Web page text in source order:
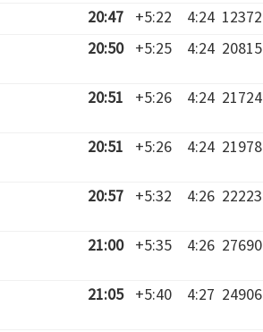
20:47 +5:22 4:24 12372
20:50 +5:25 4:24 20815
20:51 +5:26 4:24 21724
20:51 +5:26 4:24 21978
20:57 +5:32 4:26 22223
21:00 +5:35 4:26 27690
21:05 +5:40 4:27 24906